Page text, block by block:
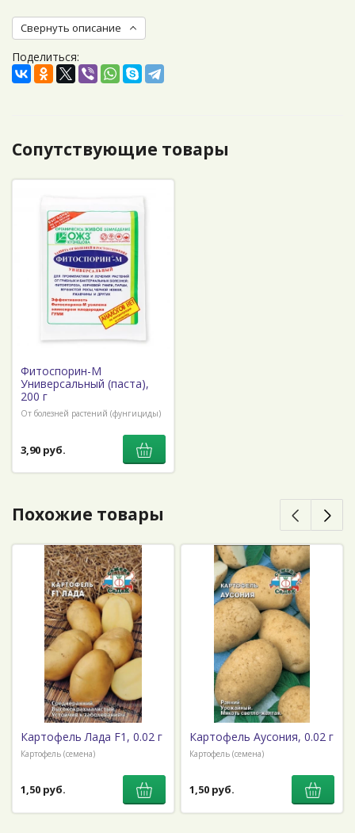
Свернуть описание
Поделиться:
Сопутствующие товары
Фитоспорин-М
Универсальный (паста),
200 г
От болезней растений (фунгициды)
3,90 руб.
Похожие товары
Картофель Лада F1, 0.02 г
Картофель (семена)
1,50 руб.
Картофель Аусония, 0.02 г
Картофель (семена)
1,50 руб.